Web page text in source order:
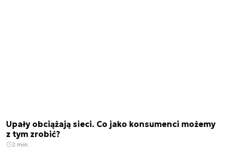
Upały obciążają sieci. Co jako konsumenci możemy
z tym zrobić?
2 min.